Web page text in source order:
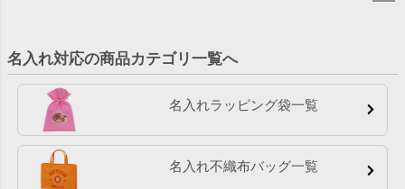
名入れ対応の商品カテゴリ一覧へ
名入れラッピング袋一覧
名入れ不織布バッグ一覧